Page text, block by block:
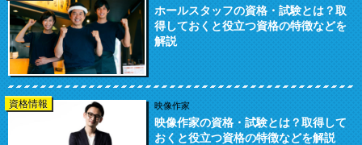
ホールスタッフの資格・試験とは？取
得しておくと役立つ資格の特徴などを
解説
資格情報 映像作家
映像作家の資格・試験とは？取得して
おくと役立つ資格の特徴などを解説